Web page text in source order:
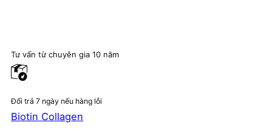
Tư vấn từ chuyên gia 10 năm
Đổi trả 7 ngày nếu hàng lỗi
Biotin Collagen